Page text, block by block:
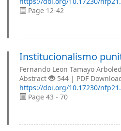
Page 12-42
Institucionalismo
Fernando Leon Tamayo
Abstract
544 | PDF
https://doi.org/10.17230/
Page 43 - 70